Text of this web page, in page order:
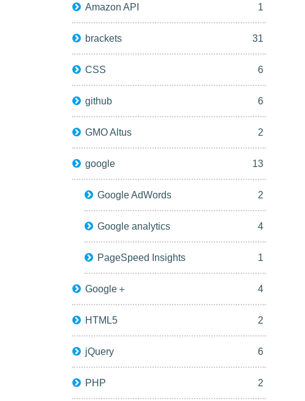
Amazon API 1
brackets 31
CSS 6
github 6
GMO Altus 2
google 13
Google AdWords 2
Google analytics 4
PageSpeed Insights 1
Google＋ 4
HTML5 2
jQuery 6
PHP 2